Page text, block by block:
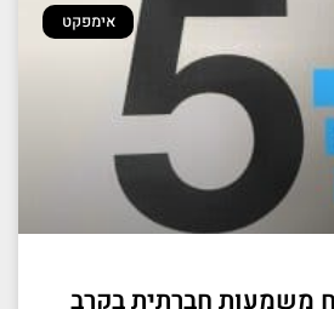
אימפקט
משמעות חברתית בקרב